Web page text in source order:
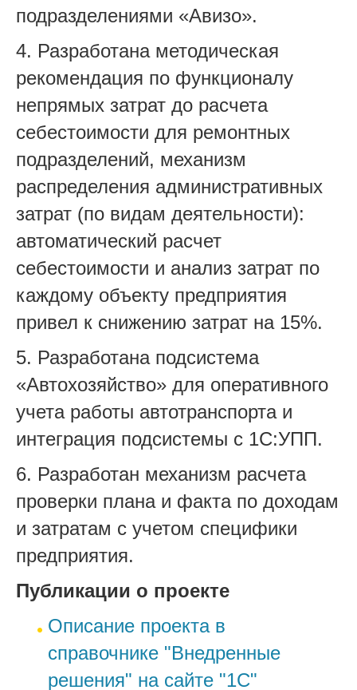
подразделениями «Авизо».
4. Разработана методическая
рекомендация по функционалу
непрямых затрат до расчета
себестоимости для ремонтных
подразделений, механизм
распределения административных
затрат (по видам деятельности):
автоматический расчет
себестоимости и анализ затрат по
каждому объекту предприятия
привел к снижению затрат на 15%.
5. Разработана подсистема
«Автохозяйство» для оперативного
учета работы автотранспорта и
интеграция подсистемы с 1С:УПП.
6. Разработан механизм расчета
проверки плана и факта по доходам
и затратам с учетом специфики
предприятия.
Публикации о проекте
Описание проекта в
справочнике "Внедренные
решения" на сайте "1С"